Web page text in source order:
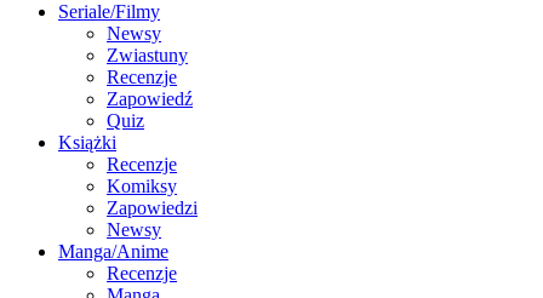
Seriale/Filmy
Newsy
Zwiastuny
Recenzje
Zapowiedź
Quiz
Książki
Recenzje
Komiksy
Zapowiedzi
Newsy
Manga/Anime
Recenzje